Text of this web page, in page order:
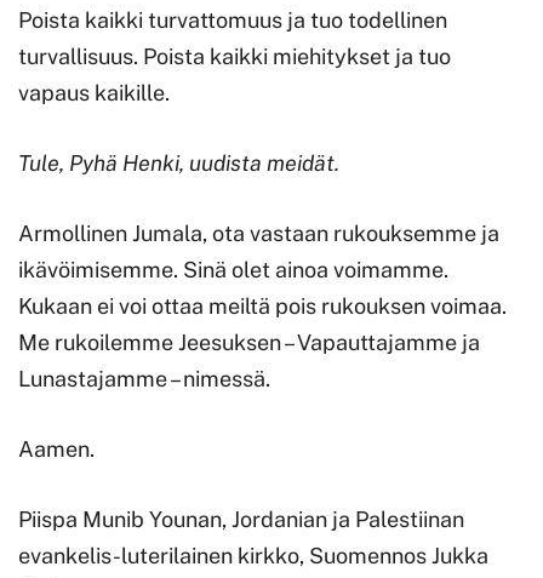
Poista kaikki turvattomuus ja tuo todellinen
turvallisuus. Poista kaikki miehitykset ja tuo
vapaus kaikille.
Tule, Pyhä Henki, uudista meidät.
Armollinen Jumala, ota vastaan rukouksemme ja
ikävöimisemme. Sinä olet ainoa voimamme.
Kukaan ei voi ottaa meiltä pois rukouksen voimaa.
Me rukoilemme Jeesuksen – Vapauttajamme ja
Lunastajamme – nimessä.
Aamen.
Piispa Munib Younan, Jordanian ja Palestiinan
evankelis-luterilainen kirkko, Suomennos Jukka